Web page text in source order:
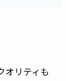
オリティも